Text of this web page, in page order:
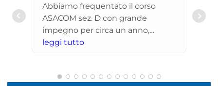
Veramente consigliato!!!